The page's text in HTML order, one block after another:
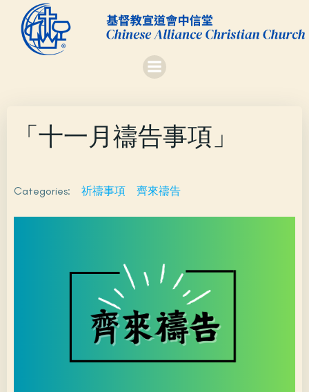
to
content
「十一月禱告事項」
Categories: 祈禱事項 齊來禱告